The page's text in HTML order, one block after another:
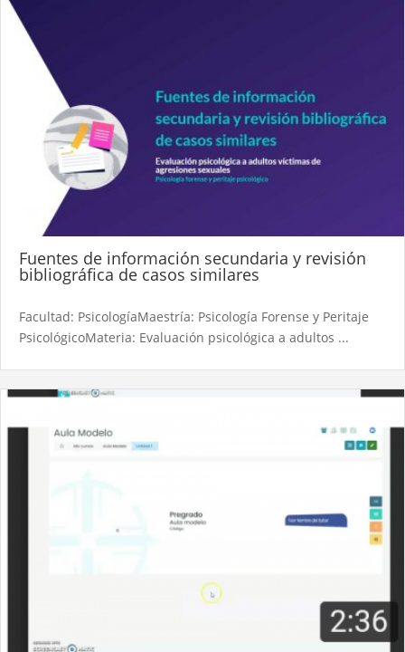
Fuentes de información secundaria y revisión
bibliográfica de casos similares
Facultad: PsicologíaMaestría: Psicología Forense y Peritaje
PsicológicoMateria: Evaluación psicológica a adultos ...